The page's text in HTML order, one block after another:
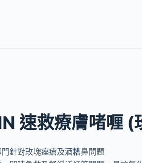
速救療膚啫喱
針對玫塊痤瘡及酒糟鼻問題